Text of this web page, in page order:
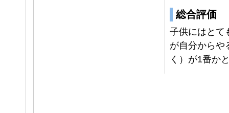
総合評価
子供にはとて
が自分からや
く）が1番か